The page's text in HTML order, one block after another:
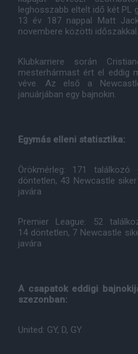
leghosszabb eltelt idő két PL
13 év 187 nappal Matt
novembere közötti időszakkal.
Klubkarriere során
mesterhármast ért el eddig
véve. Az első a
januárjában egy bajnokin.
Egymás elleni statisztika:
Örökmérleg: 171
döntetlen, 43 Newcastle
javára
Premier League: 52
14 döntetlen, 7 Newcastle
javára
A csapatok eddigi
szezonban:
United: GY, D, GY